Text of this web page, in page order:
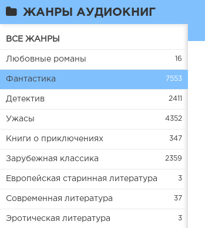
ЖАНРЫ АУДИОКНИГ
ВСЕ ЖАНРЫ
Любовные романы 16
Фантастика 7553
Детектив 2411
Ужасы 4352
Книги о приключениях 347
Зарубежная классика 2359
Европейская старинная литература 3
Современная литература 37
Эротическая литература 3